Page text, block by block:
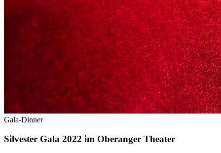
Gala-Dinner
Silvester Gala 2022 im Oberanger Theater